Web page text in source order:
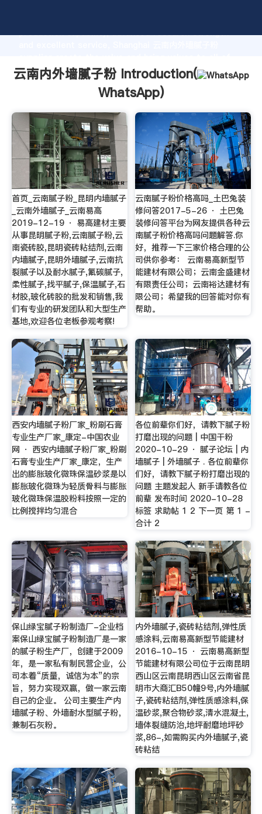
production capability, advanced research strength
customers.
云南内外墙腻子粉 Introduction(
WhatsApp)
首页_云南腻子粉_昆明内墙腻子
_云南外墙腻子_云南易高
2019-12-19 · 易高建材主要
从事昆明腻子粉,云南腻子粉,云
南瓷砖胶,昆明瓷砖粘结剂,云南
内墙腻子,昆明外墙腻子,云南抗
裂腻子以及耐水腻子,氟碳腻子,
柔性腻子,找平腻子,保温腻子,石
材胶,玻化砖胶的批发和销售,我
们有专业的研发团队和大型生产
基地,欢迎各位老板参观考察!
云南腻子粉价格高吗_土巴兔装
修问答2017-5-26 · 土巴兔
装修问答平台为网友提供各种云
南腻子粉价格高吗问题解答.你
好，推荐一下三家价格合理的公
司供你参考： 云南易高新型节
能建材有限公司；云南金盛建材
有限责任公司；云南裕达建材有
限公司；希望我的回答能对你有
帮助。
西安内墙腻子粉厂家_粉刷石膏
专业生产厂家_康定-中国农业
网 · 西安内墙腻子粉厂家_粉刷
石膏专业生产厂家_康定，生产
出的膨胀玻化微珠保温砂浆是以
膨胀玻化微珠为轻质骨料与膨胀
玻化微珠保温胶粉料按照一定的
比例搅拌均匀混合
各位前辈你们好，请教下腻子粉
打磨出现的问题 | 中国干粉
2020-10-29 · 腻子论坛 | 内
墙腻子 | 外墙腻子 . 各位前辈你
们好，请教下腻子粉打磨出现的
问题 主题发起人 新手请教各位
前辈 发布时间 2020-10-28
标签 求助帖 1 2 下一页 第 1 -
合计 2
保山绿宝腻子粉制造厂-企业档
案保山绿宝腻子粉制造厂是一家
的腻子粉生产厂，创建于2009
年，是一家私有制民营企业，公
司本着“质量，诚信为本”的宗
旨，努力实现双赢，做一家云南
自己的企业。 公司主要生产内
墙腻子粉、外墙耐水型腻子粉，
兼制石灰粉。
内外墙腻子,瓷砖粘结剂,弹性质
感涂料,云南易高新型节能建材
2016-10-15 · 云南易高新型
节能建材有限公司位于云南昆明
西山区云南昆明西山区云南省昆
明市大商汇B50幢9号,内外墙腻
子,瓷砖粘结剂,弹性质感涂料,保
温砂浆,聚合物砂浆,清水混凝土,
墙体裂缝防治,地坪耐磨地坪砂
浆,86-,如需购买内外墙腻子,瓷
砖粘结